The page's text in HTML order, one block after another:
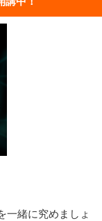
一緒に究めましょ